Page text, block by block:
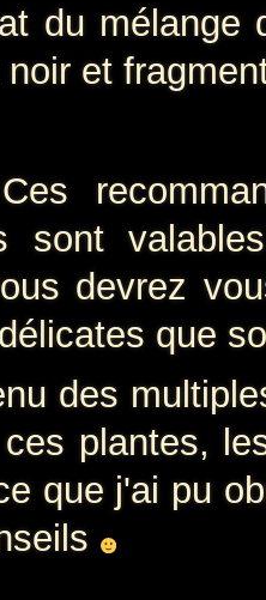
du
et
sont
devrez
que
des
plantes,
que j'ai pu